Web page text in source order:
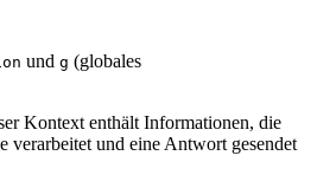
und g (globales
Kontext enthält Informationen, die
verarbeitet und eine Antwort gesendet